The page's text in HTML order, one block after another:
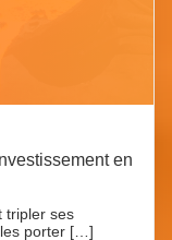
en
tripler ses
les porter […]